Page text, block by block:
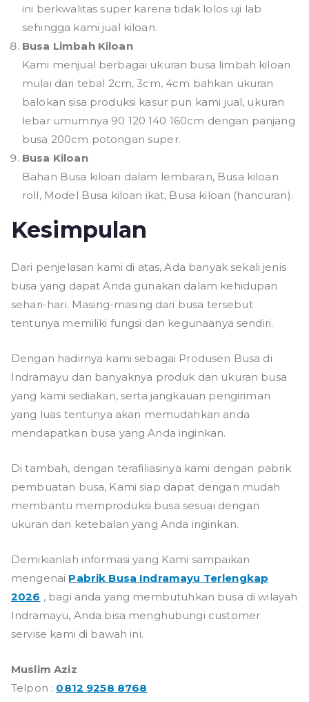
ini berkwalitas super karena tidak lolos uji lab
sehingga kami jual kiloan.
Busa Limbah Kiloan
Kami menjual berbagai ukuran busa limbah kiloan
mulai dari tebal 2cm, 3cm, 4cm bahkan ukuran
balokan sisa produksi kasur pun kami jual, ukuran
lebar umumnya 90 120 140 160cm dengan panjang
busa 200cm potongan super.
Busa Kiloan
Bahan Busa kiloan dalam lembaran, Busa kiloan
roll, Model Busa kiloan ikat, Busa kiloan (hancuran).
Kesimpulan
Dari penjelasan kami di atas, Ada banyak sekali jenis
busa yang dapat Anda gunakan dalam kehidupan
sehari-hari. Masing-masing dari busa tersebut
tentunya memiliki fungsi dan kegunaanya sendiri.
Dengan hadirnya kami sebagai Produsen Busa di
Indramayu dan banyaknya produk dan ukuran busa
yang kami sediakan, serta jangkauan pengiriman
yang luas tentunya akan memudahkan anda
mendapatkan busa yang Anda inginkan.
Di tambah, dengan terafiliasinya kami dengan pabrik
pembuatan busa, Kami siap dapat dengan mudah
membantu memproduksi busa sesuai dengan
ukuran dan ketebalan yang Anda inginkan.
Demikianlah informasi yang Kami sampaikan
mengenai Pabrik Busa Indramayu Terlengkap
2026 , bagi anda yang membutuhkan busa di wilayah
Indramayu, Anda bisa menghubungi customer
servise kami di bawah ini.
Muslim Aziz
Telpon : 0812 9258 8768